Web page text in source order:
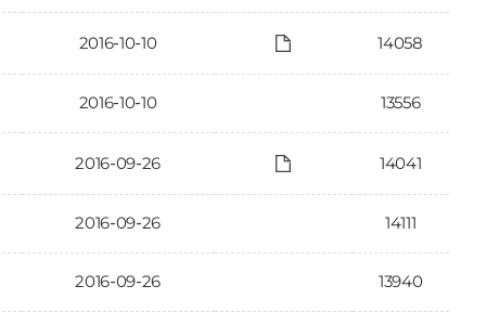
2016-10-10 14058
2016-10-10 13556
2016-09-26 14041
2016-09-26 14111
2016-09-26 13940